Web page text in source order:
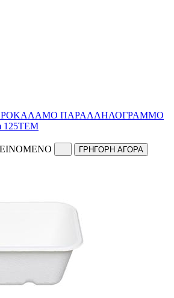
ΠΑΡΑΛΛΗΛΟΓΡΑΜΜΟ
125ΤΕΜ
ΓΡΗΓΟΡΗ ΑΓΟΡΑ